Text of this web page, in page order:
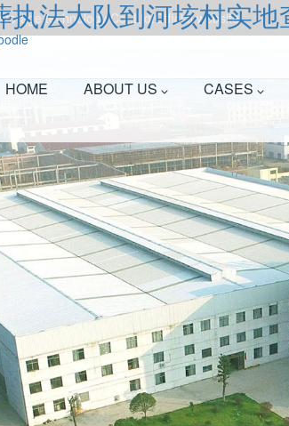
technology Co.,Ltd.Official website!
HOME ABOUT US CASES
法大队到河垓村实